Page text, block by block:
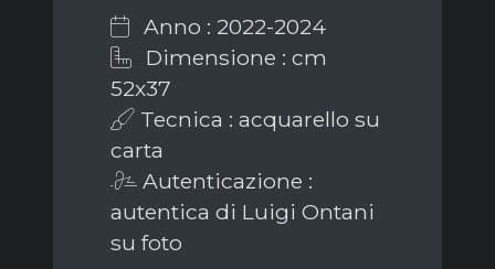
Anno : 2022-2024
Dimensione : cm
52x37
Tecnica : acquarello su
carta
Autenticazione :
autentica di Luigi Ontani
su foto